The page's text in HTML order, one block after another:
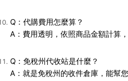
Q：代購費用怎麼算？
A：費用透明，依照商品金額計算，
Q：免稅州代收站是什麼？
A：就是免稅州的收件倉庫，能幫您